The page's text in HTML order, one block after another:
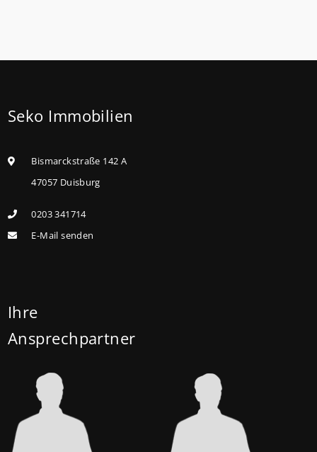
kaufen, die sie selbst bewohnen und sanieren,
höheren Kreditbetrag bei der KfW beantragen. Für
Familien mit einem Kind steigt der
Euro, für Familien mit zwei Kindern auf 160.000 Euro
(vorher: 125.000 Euro) und für Familien mit drei und
Heute liegt der Zinssatz für ein Darlehen mit 35
Prozent effektiv. (mehr …)
Seko Immobilien
Bismarckstraße 142 A
47057 Duisburg
0203 341714
E-Mail senden
Ihre
Ansprechpartner